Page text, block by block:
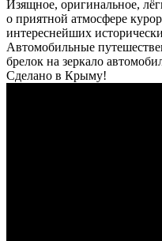
Изящное, оригинальное,
о приятной атмосфере
интереснейших
Автомобильные
брелок на зеркало
Сделано в Крыму!